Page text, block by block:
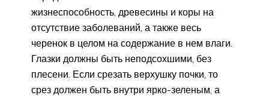
жизнеспособность, древесины и коры на
отсутствие заболеваний, а также весь
черенок в целом на содержание в нем влаги.
Глазки должны быть неподсохшими, без
плесени. Если срезать верхушку почки, то
срез должен быть внутри ярко-зеленым, а